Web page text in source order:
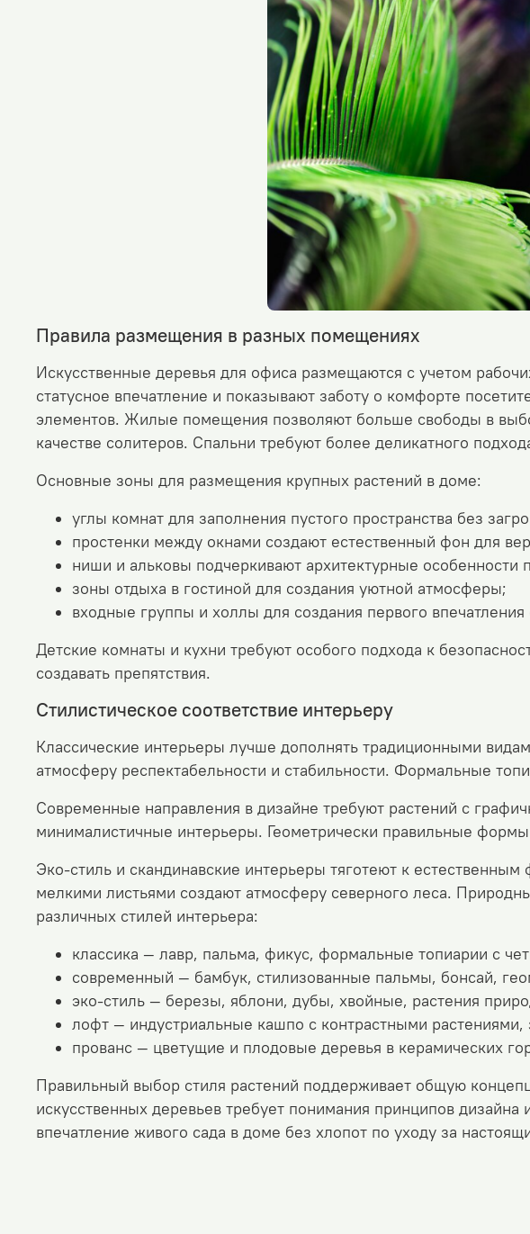
Правила размещения в разных помещениях
Искусственные деревья для офиса размещаются с учетом
статусное впечатление и показывают заботу о комфорте
элементов. Жилые помещения позволяют больше свободы в
качестве солитеров. Спальни требуют более деликатного
Основные зоны для размещения крупных растений в доме:
углы комнат для заполнения пустого пространства без
простенки между окнами создают естественный фон для
ниши и альковы подчеркивают архитектурные особенности
зоны отдыха в гостиной для создания уютной атмосферы;
входные группы и холлы для создания первого
Детские комнаты и кухни требуют особого подхода к
создавать препятствия.
Стилистическое соответствие интерьеру
Классические интерьеры лучше дополнять традиционными
атмосферу респектабельности и стабильности. Формальные
Современные направления в дизайне требуют растений с
минималистичные интерьеры. Геометрически правильные
Эко-стиль и скандинавские интерьеры тяготеют к
мелкими листьями создают атмосферу северного леса.
различных стилей интерьера:
классика — лавр, пальма, фикус, формальные топиарии с
современный — бамбук, стилизованные пальмы, бонсай,
эко-стиль — березы, яблони, дубы, хвойные, растения
лофт — индустриальные кашпо с контрастными растениями,
прованс — цветущие и плодовые деревья в керамических
Правильный выбор стиля растений поддерживает общую
искусственных деревьев требует понимания принципов
впечатление живого сада в доме без хлопот по уходу за